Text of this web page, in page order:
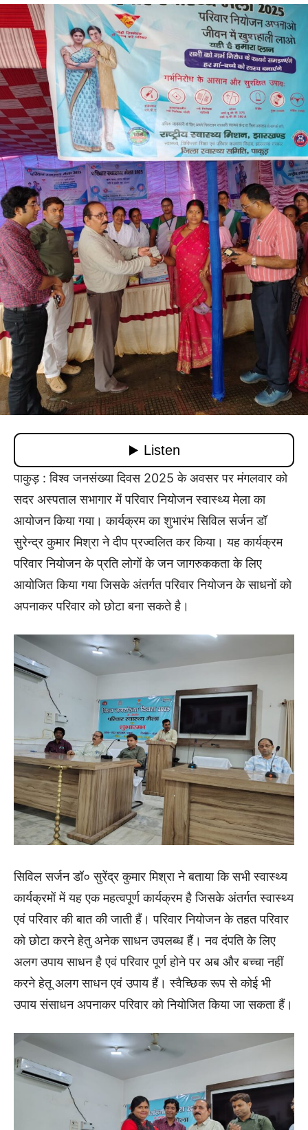
पाकुड़ : विश्व जनसंख्या दिवस 2025 के अवसर पर मंगलवार को
सदर अस्पताल सभागार में परिवार नियोजन स्वास्थ्य मेला का
आयोजन किया गया। कार्यक्रम का शुभारंभ सिविल सर्जन डॉ
सुरेन्द्र कुमार मिश्रा ने दीप प्रज्वलित कर किया। यह कार्यक्रम
परिवार नियोजन के प्रति लोगों के जन जागरुककता के लिए
आयोजित किया गया जिसके अंतर्गत परिवार नियोजन के साधनों को
अपनाकर परिवार को छोटा बना सकते है।
सिविल सर्जन डॉ० सुरेंद्र कुमार मिश्रा ने बताया कि सभी स्वास्थ्य
कार्यक्रमों में यह एक महत्वपूर्ण कार्यक्रम है जिसके अंतर्गत स्वास्थ्य
एवं परिवार की बात की जाती हैं। परिवार नियोजन के तहत परिवार
को छोटा करने हेतु अनेक साधन उपलब्ध हैं। नव दंपति के लिए
अलग उपाय साधन है एवं परिवार पूर्ण होने पर अब और बच्चा नहीं
करने हेतू अलग साधन एवं उपाय हैं। स्वैच्छिक रूप से कोई भी
उपाय संसाधन अपनाकर परिवार को नियोजित किया जा सकता हैं।